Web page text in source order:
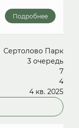
Подробнее
Сертолово Парк
3 очередь
7
4
4 кв. 2025